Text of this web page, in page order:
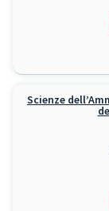
Scienze